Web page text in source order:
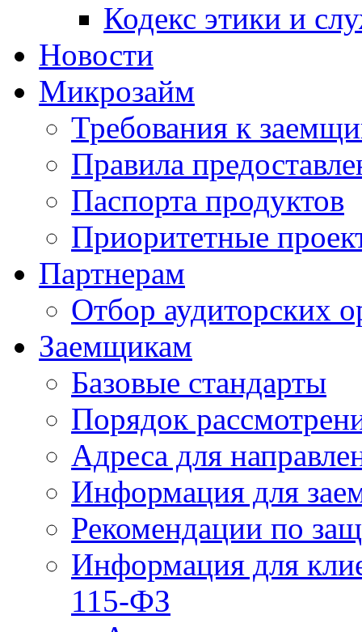
Кодекс этики и
Новости
Микрозайм
Требования к
Правила
Паспорта продуктов
Приоритетные
Партнерам
Отбор аудиторских
Заемщикам
Базовые стандарты
Порядок
Адреса для
Информация для
Рекомендации по
Информация для
115-ФЗ